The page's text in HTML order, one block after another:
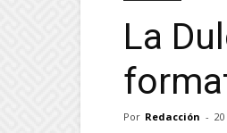
La
Por Redacción -